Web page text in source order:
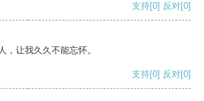
支持[0] 反对[0]
，让我久久不能忘怀。
支持[0] 反对[0]